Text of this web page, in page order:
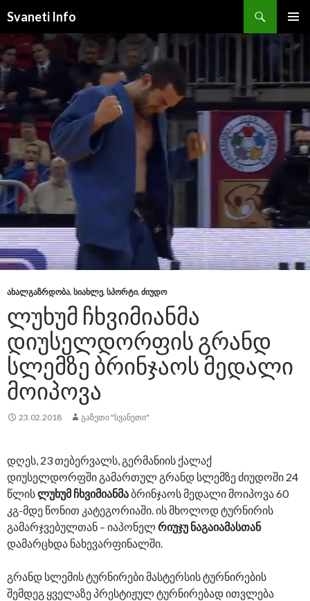
Svaneti Info
MENU
TO
CONTENT
ᲐᲮᲐᲚᲒᲐᲖᲠᲓᲝᲑᲐ, ᲡᲘᲐᲮᲚᲔ, ᲡᲞᲝᲠᲢᲘ, ᲫᲘᲣᲓᲝ
ᲚᲣᲮᲣᲛ ᲩᲮᲕᲘᲛᲘᲐᲜᲛᲐ
ᲓᲘᲣᲡᲔᲚᲓᲝᲠᲤᲘᲡ ᲒᲠᲐᲜᲓ
ᲡᲚᲔᲛᲖᲔ ᲑᲠᲘᲜᲯᲐᲝᲡ ᲛᲔᲓᲐᲚᲘ
ᲛᲝᲘᲞᲝᲕᲐ
23.02.2018 ᲒᲐᲖᲔᲗᲘ "ᲡᲕᲐᲜᲔᲗᲘ"
დღეს, 23 თებერვალს, გერმანიის ქალაქ
დიუსელდორფში გამართულ გრანდ სლემზე ძიუდოში 24
წლისლუხუმ ჩხვიმიანმაბრინჯაოს მედალი მოიპოვა 60
კგ-მდე წონით კატეგორიაში. ის მხოლოდ ტურნირის
გამარჯვებულთან – იაპონელრიუჯუ ნაგაიამასთან
დამარცხდა ნახევარფინალში.
გრანდ სლემის ტურნირები მასტერსის ტურნირების
შემდეგ ყველაზე პრესტიჟულ ტურნირებად ითვლება